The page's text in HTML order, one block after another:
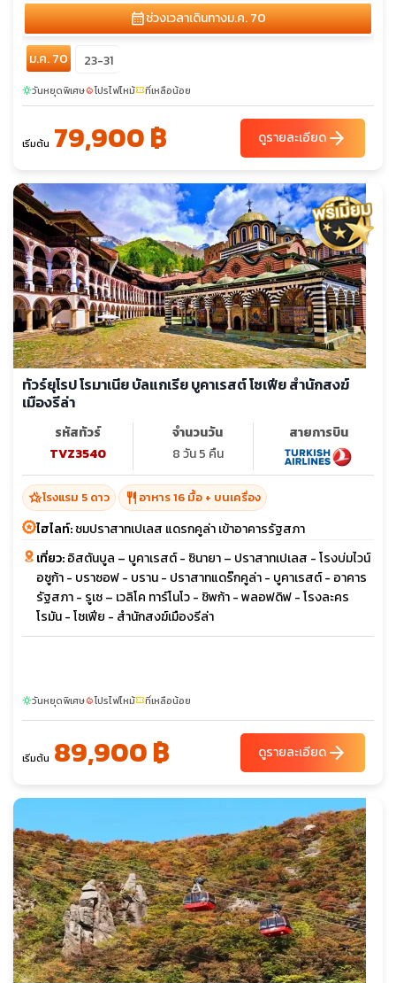
calendar_monthช่วงเวลาเดินทางม.ค. 70
ม.ค. 70 23-31
sunnyวันหยุดพิเศษlocal_fire_departmentโปรไฟไหม้confirmation_numberที่เหลือน้อย
เริ่มต้น 79,900 ฿ ดูรายละเอียดarrow_forward
ทัวร์ยุโรป โรมาเนีย บัลแกเรีย บูคาเรสต์ โซเฟีย สำนักสงฆ์
เมืองรีล่า
รหัสทัวร์
TVZ3540
จำนวนวัน
8 วัน 5 คืน
สายการบิน
hotel_classโรงแรม 5 ดาว restaurant อาหาร 16 มื้อ + บนเครื่อง
ไฮไลท์:ชมปราสาทเปเลส แดรกคูล่า เข้าอาคารรัฐสภา
เที่ยว:อิสตันบูล – บูคาเรสต์ - ซินายา – ปราสาทเปเลส - โรงบ่มไวน์
อซูก้า - บราซอฟ - บราน - ปราสาทแดร๊กคูล่า - บูคาเรสต์ - อาคาร
รัฐสภา - รูเซ – เวลิโค ทาร์โนโว - ชิพก้า - พลอฟดิฟ - โรงละคร
โรมัน - โซเฟีย - สำนักสงฆ์เมืองรีล่า
sunnyวันหยุดพิเศษlocal_fire_departmentโปรไฟไหม้confirmation_numberที่เหลือน้อย
เริ่มต้น 89,900 ฿ ดูรายละเอียดarrow_forward